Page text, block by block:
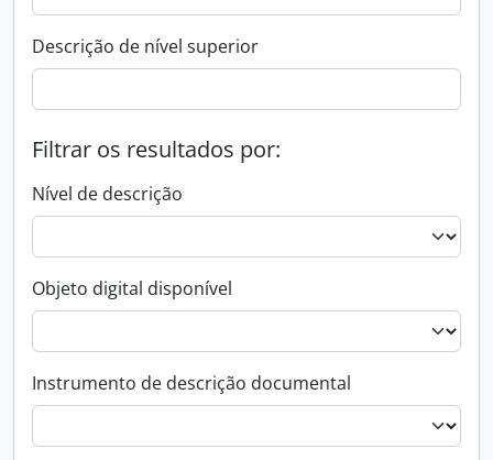
Descrição de nível superior
Filtrar os resultados por:
Nível de descrição
Objeto digital disponível
Instrumento de descrição documental